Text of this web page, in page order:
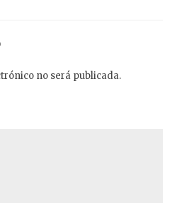
no será publicada.